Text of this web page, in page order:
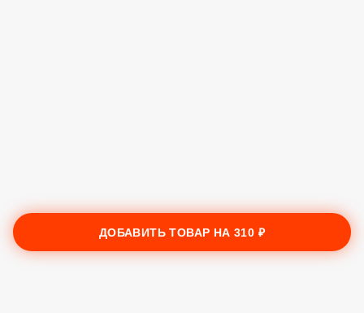
ДОБАВИТЬ ТОВАР НА310 ₽